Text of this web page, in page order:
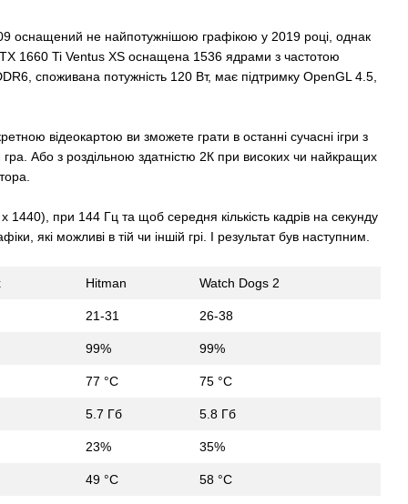
оснащений не найпотужнішою графікою у 2019 році, однак
1660 Ti Ventus XS оснащена 1536 ядрами з частотою
споживана потужність 120 Вт, має підтримку OpenGL 4.5,
відеокартою ви зможете грати в останні сучасні ігри з
Або з роздільною здатністю 2К при високих чи найкращих
при 144 Гц та щоб середня кількість кадрів на секунду
які можливі в тій чи іншій грі. І результат був наступним.
Hitman Watch Dogs 2
21-31 26-38
99% 99%
77 °C 75 °C
5.7 Гб 5.8 Гб
23% 35%
49 °C 58 °C